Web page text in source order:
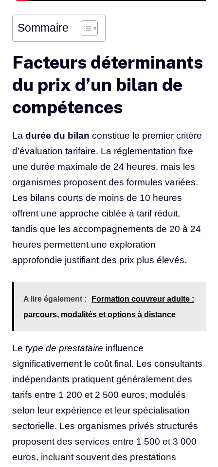
Sommaire
Facteurs déterminants
du prix d’un bilan de
compétences
La durée du bilan constitue le premier critère
d’évaluation tarifaire. La réglementation fixe
une durée maximale de 24 heures, mais les
organismes proposent des formules variées.
Les bilans courts de moins de 10 heures
offrent une approche ciblée à tarif réduit,
tandis que les accompagnements de 20 à 24
heures permettent une exploration
approfondie justifiant des prix plus élevés.
A lire également :
Formation couvreur adulte :
parcours, modalités et options à distance
Le type de prestataire influence
significativement le coût final. Les consultants
indépendants pratiquent généralement des
tarifs entre 1 200 et 2 500 euros, modulés
selon leur expérience et leur spécialisation
sectorielle. Les organismes privés structurés
proposent des services entre 1 500 et 3 000
euros, incluant souvent des prestations